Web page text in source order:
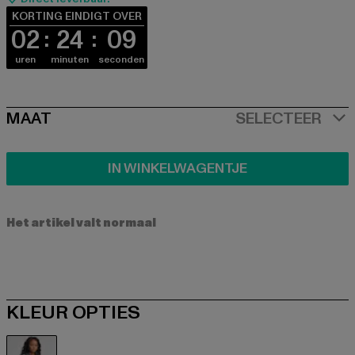
KORTING EINDIGT OVER
02
uren
24
minuten
08
seconden
SIZE
MAAT SELECTEER
IN WINKELWAGENTJE
Het artikel valt normaal
KLEUR OPTIES